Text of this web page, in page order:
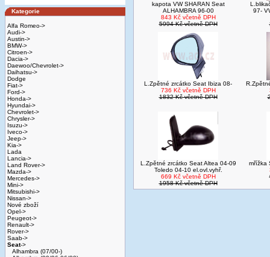
Kategorie
Alfa Romeo->
Audi->
Austin->
BMW->
Citroen->
Dacia->
Daewoo/Chevrolet->
Daihatsu->
Dodge
Fiat->
Ford->
Honda->
Hyundai->
Chevrolet->
Chrysler->
Isuzu->
Iveco->
Jeep->
Kia->
Lada
Lancia->
Land Rover->
Mazda->
Mercedes->
Mini->
Mitsubishi->
Nissan->
Nové zboží
Opel->
Peugeot->
Renault->
Rover->
Saab->
Seat->
Alhambra (07/00-)
kapota VW SHARAN Seat
ALHAMBRA 96-00
843 Kč včetně DPH
5994 Kč včetně DPH
97-
L.Zpětné zrcátko Seat Ibiza 08-
736 Kč včetně DPH
1832 Kč včetně DPH
L.Zpětné zrcátko Seat Altea 04-09
Toledo 04-10 el.ovl.vyhř.
669 Kč včetně DPH
1958 Kč včetně DPH
mřížka